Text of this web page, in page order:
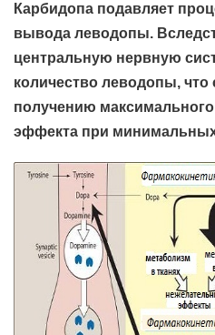
Карбидопа подавляет
вывода леводопы.
центральную нервную
количество леводопы, что
получению максимального
эффекта при